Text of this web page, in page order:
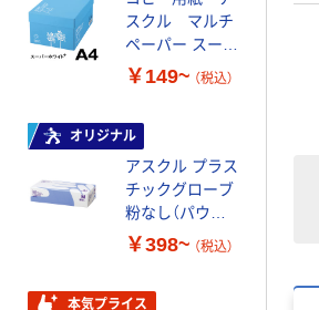
スクル マルチ
ペーパー スーパ
ーホワイト+
￥149~ （税込）
オリジナル
アスクル プラス
チックグローブ
粉なし（パウダ
ーフリー）
￥398~ （税込）
本気プライス